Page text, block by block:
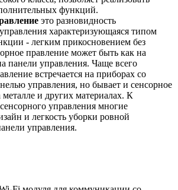
функций.
это разновидность
характеризующаяся типом
- легким прикосновением без
правление может быть как на
панели управления. Чаще всего
встречается на приборах со
управления, но бывает и сенсорное
металле и других материалах. К
управления многие
и легкость уборки ровной
управления.